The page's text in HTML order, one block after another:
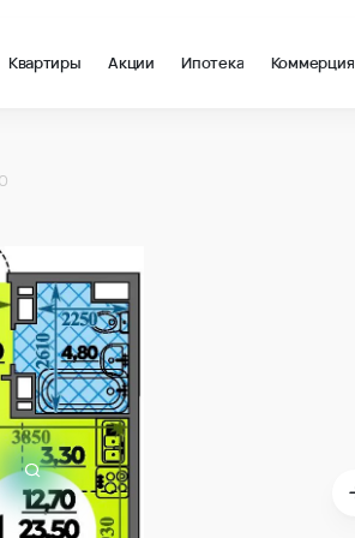
Квартиры Акции Ипотека Коммерция